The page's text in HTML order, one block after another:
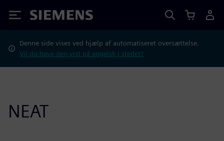
Siemens
Denne side vises ved hjælp af automatiseret oversættelse.
Vil du have den vist på engelsk i stedet?
NEAT